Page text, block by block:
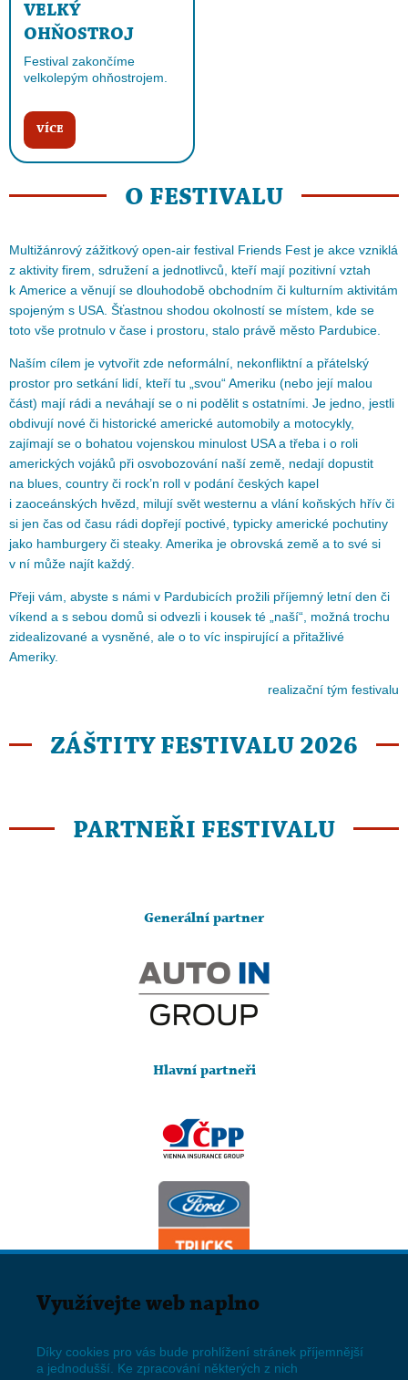
VELKÝ
OHŇOSTROJ
Festival zakončíme
velkolepým ohňostrojem.
VÍCE
O FESTIVALU
Multižánrový zážitkový open-air festival Friends Fest je akce vzniklá
z aktivity firem, sdružení a jednotlivců, kteří mají pozitivní vztah
k Americe a věnují se dlouhodobě obchodním či kulturním aktivitám
spojeným s USA. Šťastnou shodou okolností se místem, kde se
toto vše protnulo v čase i prostoru, stalo právě město Pardubice.
Naším cílem je vytvořit zde neformální, nekonfliktní a přátelský
prostor pro setkání lidí, kteří tu „svou“ Ameriku (nebo její malou
část) mají rádi a neváhají se o ni podělit s ostatními. Je jedno, jestli
obdivují nové či historické americké automobily a motocykly,
zajímají se o bohatou vojenskou minulost USA a třeba i o roli
amerických vojáků při osvobozování naší země, nedají dopustit
na blues, country či rock’n roll v podání českých kapel
i zaoceánských hvězd, milují svět westernu a vlání koňských hřív či
si jen čas od času rádi dopřejí poctivé, typicky americké pochutiny
jako hamburgery či steaky. Amerika je obrovská země a to své si
v ní může najít každý.
Přeji vám, abyste s námi v Pardubicích prožili příjemný letní den či
víkend a s sebou domů si odvezli i kousek té „naší“, možná trochu
zidealizované a vysněné, ale o to víc inspirující a přitažlivé
Ameriky.
realizační tým festivalu
ZÁŠTITY FESTIVALU 2026
PARTNEŘI FESTIVALU
Generální partner
Hlavní partneři
Využívejte web naplno
Díky cookies pro vás bude prohlížení stránek příjemnější
a jednodušší. Ke zpracování některých z nich